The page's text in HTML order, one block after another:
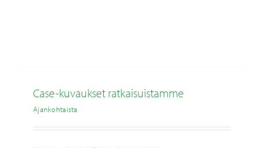
Case-kuvaukset ratkaisuistamme
Ajankohtaista